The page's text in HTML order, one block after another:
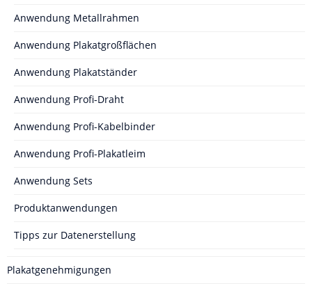
Anwendung Metallrahmen
Anwendung Plakatgroßflächen
Anwendung Plakatständer
Anwendung Profi-Draht
Anwendung Profi-Kabelbinder
Anwendung Profi-Plakatleim
Anwendung Sets
Produktanwendungen
Tipps zur Datenerstellung
Plakatgenehmigungen